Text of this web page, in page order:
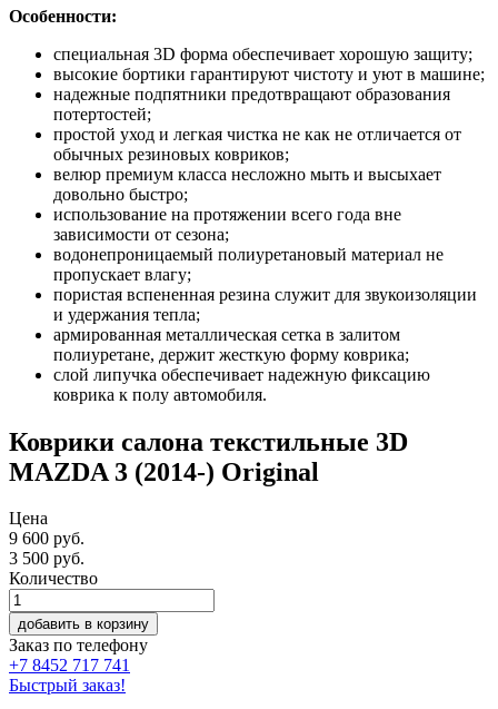
Особенности:
специальная 3D форма обеспечивает хорошую защиту;
высокие бортики гарантируют чистоту и уют в машине;
надежные подпятники предотвращают образования
потертостей;
простой уход и легкая чистка не как не отличается от
обычных резиновых ковриков;
велюр премиум класса несложно мыть и высыхает
довольно быстро;
использование на протяжении всего года вне
зависимости от сезона;
водонепроницаемый полиуретановый материал не
пропускает влагу;
пористая вспененная резина служит для звукоизоляции
и удержания тепла;
армированная металлическая сетка в залитом
полиуретане, держит жесткую форму коврика;
слой липучка обеспечивает надежную фиксацию
коврика к полу автомобиля.
Коврики салона текстильные 3D
MAZDA 3 (2014-) Original
Цена
9 600 руб.
3 500 руб.
Количество
добавить в корзину
Заказ по телефону
+7 8452 717 741
Быстрый заказ!